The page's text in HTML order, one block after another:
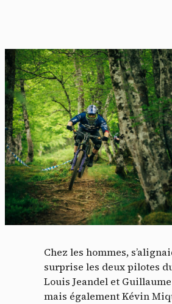
Chez les hommes,
surprise les deux pilotes
Louis Jeandel et
mais également Kévin